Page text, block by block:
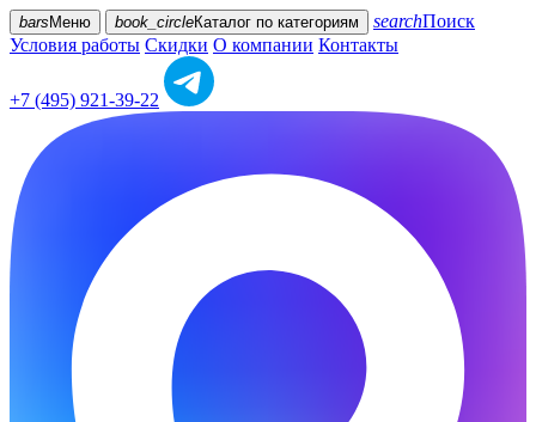
bars Меню book_circleКаталог по категориям searchПоиск
Условия работы Скидки О компании Контакты
+7 (495) 921-39-22